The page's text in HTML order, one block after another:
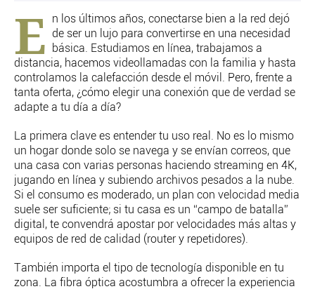
LA SEGUNDA DOSIS
CORONAVIRUS
DIRECTORIOS
LO ÚLTIMO
VÍDEOS
TEMAS
PERSONAJES
ORGANISMOS
LUGARES
AUTORES
HEMEROTECA
SERVICIOS
E
n los últimos años, conectarse bien a la red dejó
de ser un lujo para convertirse en una necesidad
básica. Estudiamos en línea, trabajamos a
distancia, hacemos videollamadas con la familia y hasta
controlamos la calefacción desde el móvil. Pero, frente a
tanta oferta, ¿cómo elegir una conexión que de verdad se
adapte a tu día a día?
La primera clave es entender tu uso real. No es lo mismo
un hogar donde solo se navega y se envían correos, que
una casa con varias personas haciendo streaming en 4K,
jugando en línea y subiendo archivos pesados a la nube.
Si el consumo es moderado, un plan con velocidad media
suele ser suficiente; si tu casa es un “campo de batalla”
digital, te convendrá apostar por velocidades más altas y
equipos de red de calidad (router y repetidores).
También importa el tipo de tecnología disponible en tu
zona. La fibra óptica acostumbra a ofrecer la experiencia